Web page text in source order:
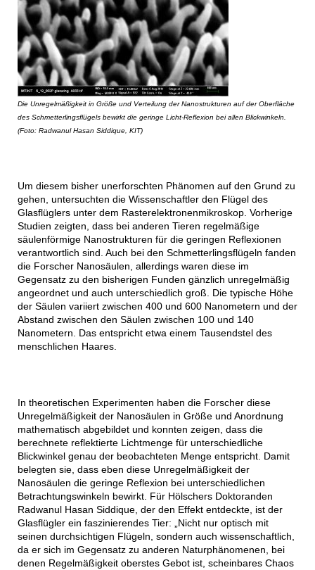
Die Unregelmäßigkeit in Größe und Verteilung der Nanostrukturen auf der Oberfläche
des Schmetterlingsflügels bewirkt die geringe Licht-Reflexion bei allen Blickwinkeln.
(Foto: Radwanul Hasan Siddique, KIT)
Um diesem bisher unerforschten Phänomen auf den Grund zu
gehen, untersuchten die Wissenschaftler den Flügel des
Glasflüglers unter dem Rasterelektronenmikroskop. Vorherige
Studien zeigten, dass bei anderen Tieren regelmäßige
säulenförmige Nanostrukturen für die geringen Reflexionen
verantwortlich sind. Auch bei den Schmetterlingsflügeln fanden
die Forscher Nanosäulen, allerdings waren diese im
Gegensatz zu den bisherigen Funden gänzlich unregelmäßig
angeordnet und auch unterschiedlich groß. Die typische Höhe
der Säulen variiert zwischen 400 und 600 Nanometern und der
Abstand zwischen den Säulen zwischen 100 und 140
Nanometern. Das entspricht etwa einem Tausendstel des
menschlichen Haares.
In theoretischen Experimenten haben die Forscher diese
Unregelmäßigkeit der Nanosäulen in Größe und Anordnung
mathematisch abgebildet und konnten zeigen, dass die
berechnete reflektierte Lichtmenge für unterschiedliche
Blickwinkel genau der beobachteten Menge entspricht. Damit
belegten sie, dass eben diese Unregelmäßigkeit der
Nanosäulen die geringe Reflexion bei unterschiedlichen
Betrachtungswinkeln bewirkt. Für Hölschers Doktoranden
Radwanul Hasan Siddique, der den Effekt entdeckte, ist der
Glasflügler ein faszinierendes Tier: „Nicht nur optisch mit
seinen durchsichtigen Flügeln, sondern auch wissenschaftlich,
da er sich im Gegensatz zu anderen Naturphänomenen, bei
denen Regelmäßigkeit oberstes Gebot ist, scheinbares Chaos